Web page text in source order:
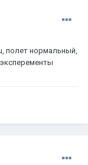
полет нормальный,